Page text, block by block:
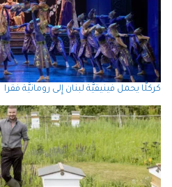
كركلَّا يحمل فينيقيَّة لبنان إِلى رومانيَّة فقرا